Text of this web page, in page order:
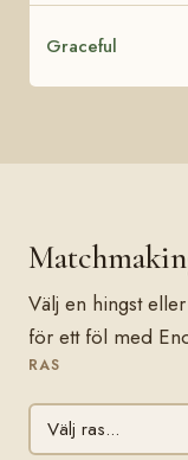
Graceful
Välj en hingst
för ett föl med
RAS